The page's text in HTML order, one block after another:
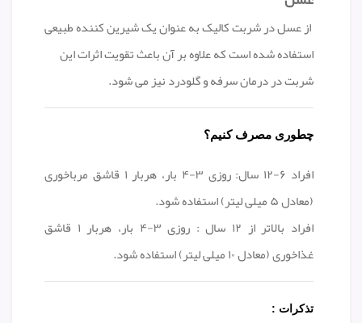
از عسل در شربت کالیک به عنوان یک شیرین کننده طبیعی
استفاده شده است که علاوه بر آن باعث تقویت اثرات این
شربت در درمان سرفه و گلودرد نیز می شود.
چطوری مصرف کنیم؟
افراد ۶-۱۲ سال: روزی ۳-۴ بار، هربار ۱ قاشق مرباخوری
(معادل ۵ میلی لیتر) استفاده شود.
افراد بالاتر از ۱۲ سال : روزی ۳-۴ بار، هربار ۱ قاشق
غذاخوری (معادل ۱۰ میلی لیتر) استفاده شود.
تذکرات :